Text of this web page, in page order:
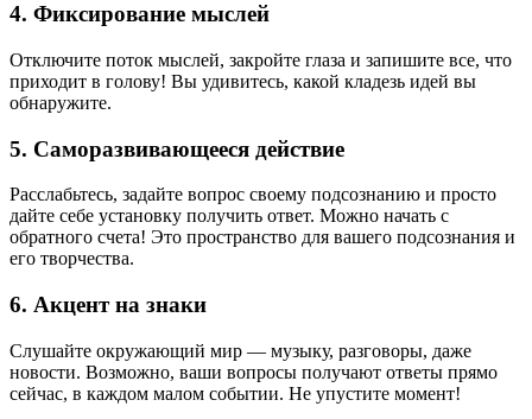
4. Фиксирование мыслей
Отключите поток мыслей, закройте глаза и запишите все, что
приходит в голову! Вы удивитесь, какой кладезь идей вы
обнаружите.
5. Саморазвивающееся действие
Расслабьтесь, задайте вопрос своему подсознанию и просто
дайте себе установку получить ответ. Можно начать с
обратного счета! Это пространство для вашего подсознания и
его творчества.
6. Акцент на знаки
Слушайте окружающий мир — музыку, разговоры, даже
новости. Возможно, ваши вопросы получают ответы прямо
сейчас, в каждом малом событии. Не упустите момент!